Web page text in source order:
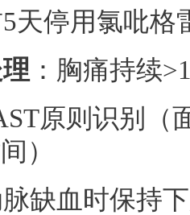
天停用氯吡格
：胸痛持续
原则识别（
）
缺血时保持